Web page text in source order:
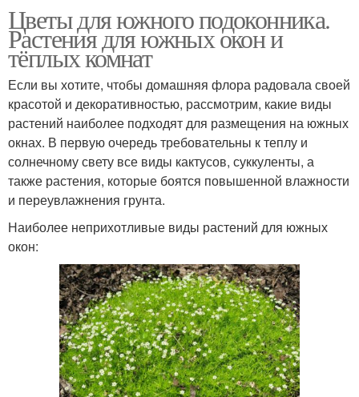
Цветы для южного подоконника.
Растения для южных окон и
тёплых комнат
Если вы хотите, чтобы домашняя флора радовала своей
красотой и декоративностью, рассмотрим, какие виды
растений наиболее подходят для размещения на южных
окнах. В первую очередь требовательны к теплу и
солнечному свету все виды кактусов, суккуленты, а
также растения, которые боятся повышенной влажности
и переувлажнения грунта.
Наиболее неприхотливые виды растений для южных
окон: